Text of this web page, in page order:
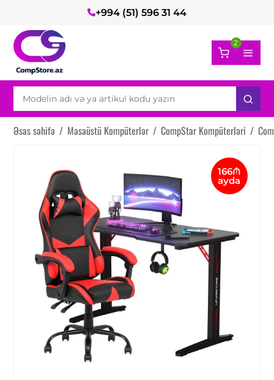
+994 (51) 596 31 44
2
Əsas səhifə / Masaüstü Kompüterlər / CompStar Kompüterləri /
166₼
ayda